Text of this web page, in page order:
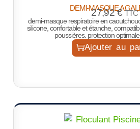
DEMI-MASQUE A
27,92€ TTC
demi-masque respiratoire en
silicone, confortable et étanche,
poussières. protection
Ajouter au